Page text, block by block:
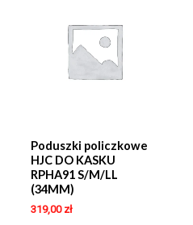
Poduszki policzkowe
HJC DO KASKU
RPHA91 S/M/LL
(34MM)
319,00 zł